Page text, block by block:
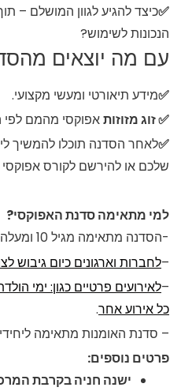
✅כיצד להגיע לגוון המושלם –
הנכונות לשימוש?
עם מה יוצאים
✅מידע תיאורטי ומעשי מקצועי.
✅ זוג מזוזותאפוקסי מהמם
✅לאחר הסדנה תוכלו להמשיך
שלכם או להירשם לקורס אפוקסי
למי מתאימה סדנת האפוקסי?
-הסדנה מתאימה מגיל 10 ומעלה.
–לחברות וארגונים כיום גיבוש
–לאירועים פרטיים כגון: ימי
כל אירוע אחר.
– סדנת האומנות מתאימה
פרטים נוספים:
ישנה חניה בקרבת